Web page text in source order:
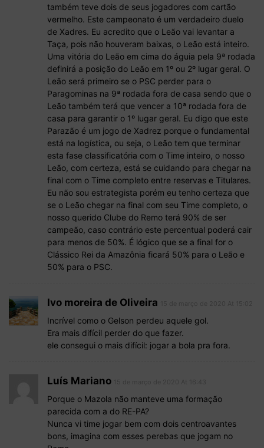
também teve dois de seus jogadores com cartão
vermelho. Este campeonato é um verdadeiro duelo
de Xadres. Eu acredito que o Leão vai levantar a
Taça, pois não houveram baixas, o Leão está inteiro.
Uma vitória do Leão em cima do águia pela 9ª rodada
definirá a posição do Leão em 1º ou 2º lugar geral. O
Leão será primeiro se o PSC perder para o
Paragominas na 9ª rodada fora de casa sendo que o
Leão também terá que vencer a 10ª rodada fora de
casa para garantir o 1º lugar geral. Eu digo que este
Parazão é um jogo de Xadrez porque o fundamental
está na logística, ou seja, o Leão tem que terminar
esta fase classificatória com o Time inteiro, o nosso
Leão, com certeza, está se cuidando para chegar na
final com o Time completo entre reservas e Titulares.
Eu não sou estrategista porém eu tenho certeza que
se o Leão chegar na final com seu Time completo, o
nosso querido Clube do Remo terá 90% de ser
campeão, caso contrário este percentual poderá cair
para menos de 50%. É lógico que se a final for o
Clássico Rei da Amazônia ficará 50% para o Leão e
50% para o PSC.
Ivo moreira de Oliveira
Incrível como o Gelson perdeu aquele gol.
Era mais difícil perder do que fazer.
ele consegui o mais difícil: jogar a bola pra fora.
Luís Mariano
Porque o Mazola não manteve uma formação
parecida com a do RE-PA?
Nunca vi time jogar bem com dois centroavantes
bons, imagina com esses perebas que jogam no